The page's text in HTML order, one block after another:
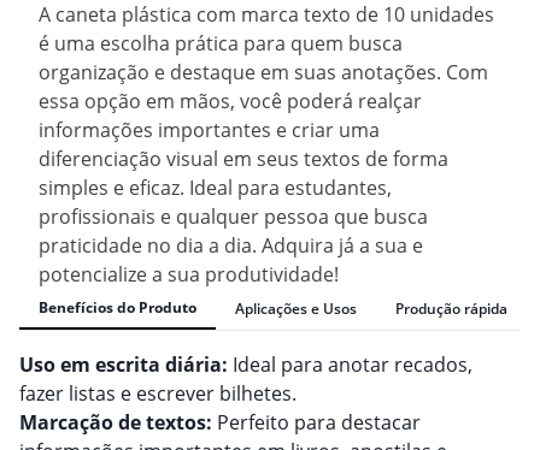
A caneta plástica com marca texto de 10 unidades
é uma escolha prática para quem busca
organização e destaque em suas anotações. Com
essa opção em mãos, você poderá realçar
informações importantes e criar uma
diferenciação visual em seus textos de forma
simples e eficaz. Ideal para estudantes,
profissionais e qualquer pessoa que busca
praticidade no dia a dia. Adquira já a sua e
potencialize a sua produtividade!
Benefícios do Produto Aplicações e Usos Produção rápida
Uso em escrita diária: Ideal para anotar recados,
fazer listas e escrever bilhetes.
Marcação de textos: Perfeito para destacar